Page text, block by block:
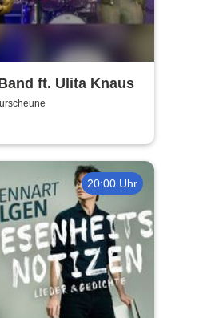
ft. Ulita Knaus
20:00 Uhr